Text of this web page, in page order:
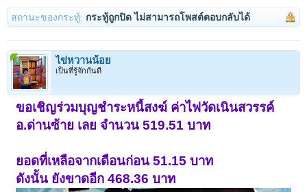
สถานะของกระทู้: กระทู้ถูกปิด ไม่สามารถโพสต์ตอบกลับได้
ไข่หวานน้อย
เป็นที่รู้จักกันดี
ขอเชิญร่วมบุญชำระหนี้สงฆ์ ค่าไฟวัดเนินสวรรค์
อ.ด่านซ้าย เลย จำนวน 519.51 บาท
ยอดที่เหลือจากเดือนก่อน51.15 บาท
ดังนั้น ยังขาดอีก 468.36 บาท